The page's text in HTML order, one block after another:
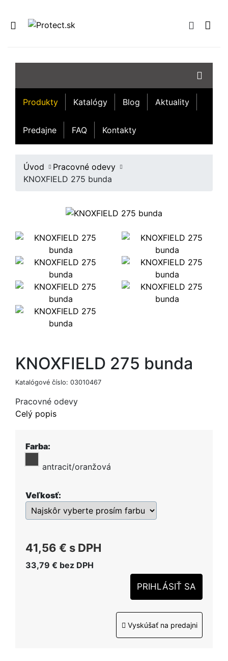
Produkty Katalógy Blog Aktuality
Predajne FAQ Kontakty
Úvod
Pracovné odevy
KNOXFIELD 275 bunda
KNOXFIELD 275 bunda
Katalógové číslo: 03010467
Pracovné odevy
Celý popis
Farba:
antracit/oranžová
Veľkosť:
41,56 € s DPH
33,79 € bez DPH
PRIHLÁSIŤ SA
Vyskúšať na predajni